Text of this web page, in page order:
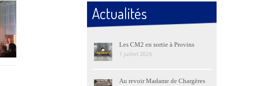
Actualités
Les CM2 en sortie à Provins
1 juillet 2026
Au revoir Madame de Chargères